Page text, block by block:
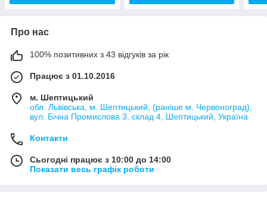
Про нас
100% позитивних з 43 відгуків за рік
Працює з 01.10.2016
м. Шептицький
обл. Львівська, м. Шептицький, (раніше м. Червоноград),
вул. Бічна Промислова 3, склад 4, Шептицький, Україна
Контакти
Сьогодні працює з 10:00 до 14:00
Показати весь графік роботи